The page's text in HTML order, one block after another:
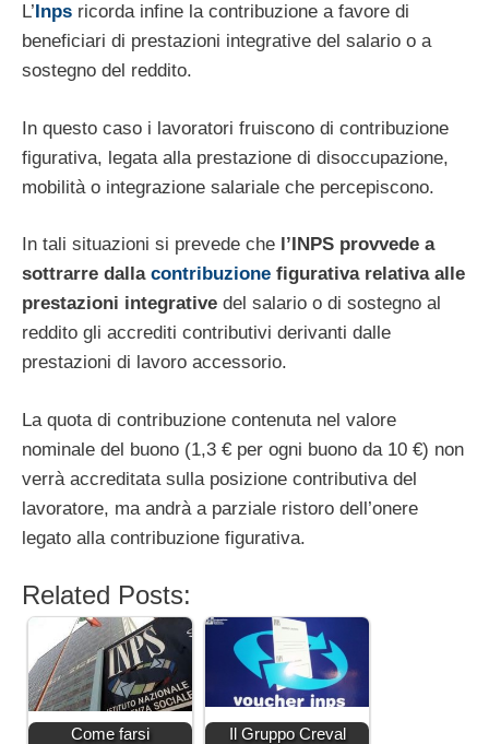
L’ Inps ricorda infine la contribuzione a favore di
beneficiari di prestazioni integrative del salario o a
sostegno del reddito.
In questo caso i lavoratori fruiscono di contribuzione
figurativa, legata alla prestazione di disoccupazione,
mobilità o integrazione salariale che percepiscono.
In tali situazioni si prevede che l’INPS provvede a
sottrarre dalla contribuzione figurativa relativa alle
prestazioni integrative del salario o di sostegno al
reddito gli accrediti contributivi derivanti dalle
prestazioni di lavoro accessorio.
La quota di contribuzione contenuta nel valore
nominale del buono (1,3 € per ogni buono da 10 €) non
verrà accreditata sulla posizione contributiva del
lavoratore, ma andrà a parziale ristoro dell’onere
legato alla contribuzione figurativa.
Related Posts:
Come farsi
Il Gruppo Creval